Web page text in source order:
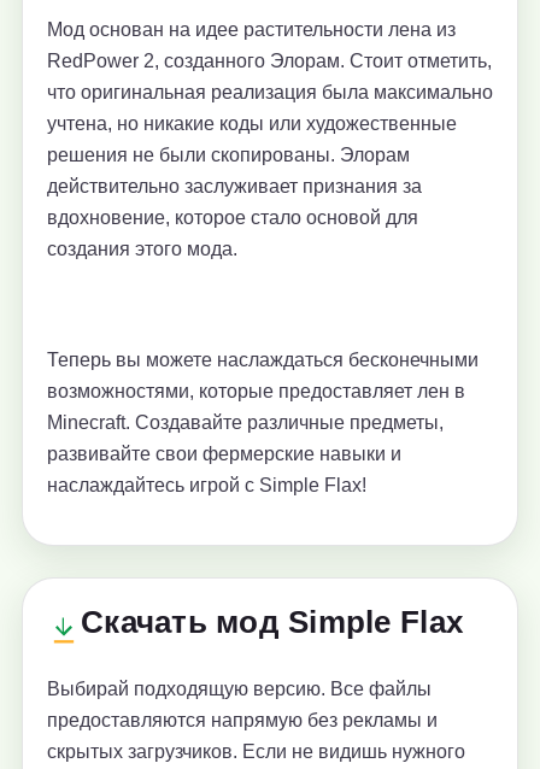
Мод основан на идее растительности лена из
RedPower 2, созданного Элорам. Стоит отметить,
что оригинальная реализация была максимально
учтена, но никакие коды или художественные
решения не были скопированы. Элорам
действительно заслуживает признания за
вдохновение, которое стало основой для
создания этого мода.
Теперь вы можете наслаждаться бесконечными
возможностями, которые предоставляет лен в
Minecraft. Создавайте различные предметы,
развивайте свои фермерские навыки и
наслаждайтесь игрой с Simple Flax!
Скачать мод Simple Flax
Выбирай подходящую версию. Все файлы
предоставляются напрямую без рекламы и
скрытых загрузчиков. Если не видишь нужного